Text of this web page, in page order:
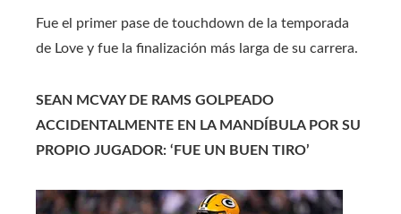
Fue el primer pase de touchdown de la temporada
de Love y fue la finalización más larga de su carrera.
SEAN MCVAY DE RAMS GOLPEADO
ACCIDENTALMENTE EN LA MANDÍBULA POR SU
PROPIO JUGADOR: ‘FUE UN BUEN TIRO’